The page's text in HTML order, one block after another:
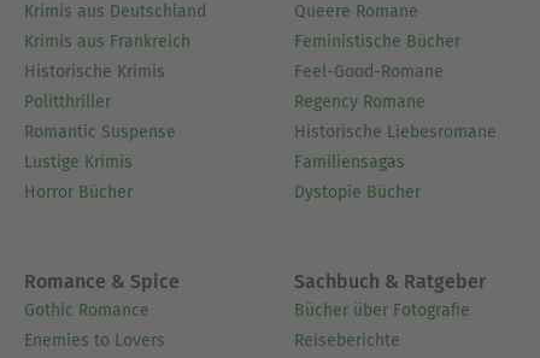
Krimis aus Deutschland
Krimis aus Frankreich
Historische Krimis
Politthriller
Romantic Suspense
Lustige Krimis
Horror Bücher
Queere Romane
Feministische Bücher
Feel-Good-Romane
Regency Romane
Historische Liebesromane
Familiensagas
Dystopie Bücher
Romance & Spice
Gothic Romance
Enemies to Lovers
Sachbuch & Ratgeber
Bücher über Fotografie
Reiseberichte